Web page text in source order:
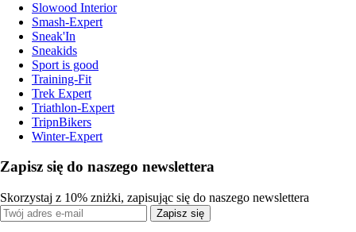
Slowood Interior
Smash-Expert
Sneak'In
Sneakids
Sport is good
Training-Fit
Trek Expert
Triathlon-Expert
TripnBikers
Winter-Expert
Zapisz się do naszego newslettera
Skorzystaj z 10% zniżki, zapisując się do naszego newslettera
Zapisz się